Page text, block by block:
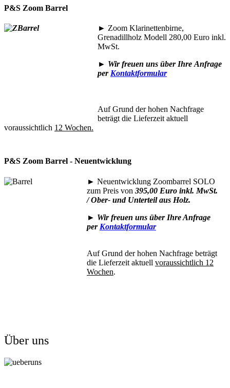
P&S Zoom Barrel
► Zoom Klarinettenbirne,
Grenadillholz Modell 280,00 Euro inkl.
MwSt.
► Wir freuen uns über Ihre Anfrage
per Kontaktformular
Auf Grund der hohen Nachfrage
beträgt die Lieferzeit aktuell
voraussichtlich 12 Wochen.
P&S Zoom Barrel - Neuentwicklung
► Neuentwicklung Zoombarrel SOLO
zum Preis von 395,00 Euro inkl. MwSt.
/ Ober- und Unterteil aus Holz.
► Wir freuen uns über Ihre Anfrage
per Kontaktformular
Auf Grund der hohen Nachfrage beträgt
die Lieferzeit aktuell voraussichtlich 12
Wochen.
Über uns